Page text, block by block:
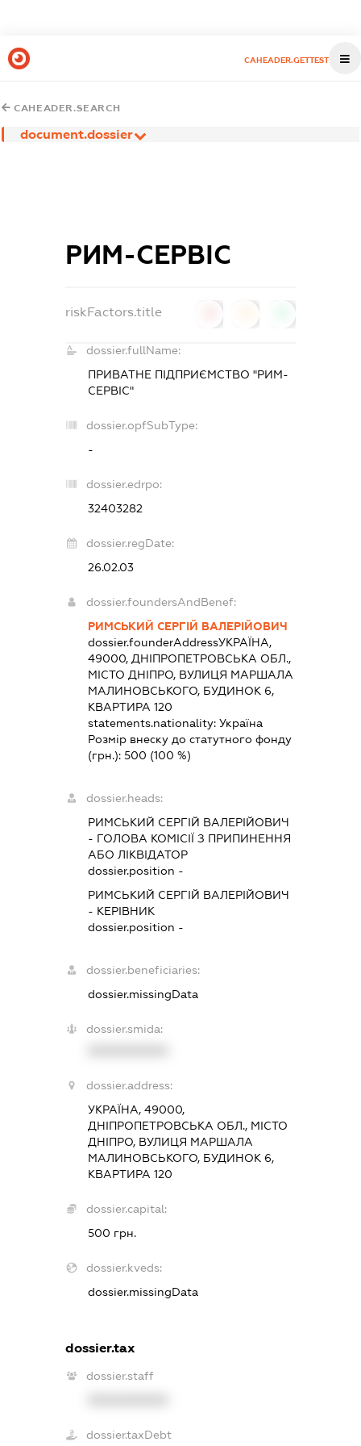
CAHEADER.GETTEST
CAHEADER.SEARCH
document.dossier
РИМ-СЕРВІС
riskFactors.title
dossier.fullName:
ПРИВАТНЕ ПІДПРИЄМСТВО "РИМ-
СЕРВІС"
dossier.opfSubType:
-
dossier.edrpo:
32403282
dossier.regDate:
26.02.03
dossier.foundersAndBenef:
РИМСЬКИЙ СЕРГІЙ ВАЛЕРІЙОВИЧ
dossier.founderAddressУКРАЇНА,
49000, ДНІПРОПЕТРОВСЬКА ОБЛ.,
МІСТО ДНІПРО, ВУЛИЦЯ МАРШАЛА
МАЛИНОВСЬКОГО, БУДИНОК 6,
КВАРТИРА 120
statements.nationality: Україна
Розмір внеску до статутного фонду
(грн.): 500 (100 %)
dossier.heads:
РИМСЬКИЙ СЕРГІЙ ВАЛЕРІЙОВИЧ
- ГОЛОВА КОМІСІЇ З ПРИПИНЕННЯ
АБО ЛІКВІДАТОР
dossier.position -
РИМСЬКИЙ СЕРГІЙ ВАЛЕРІЙОВИЧ
- КЕРІВНИК
dossier.position -
dossier.beneficiaries:
dossier.missingData
dossier.smida:
dossier.address:
УКРАЇНА, 49000,
ДНІПРОПЕТРОВСЬКА ОБЛ., МІСТО
ДНІПРО, ВУЛИЦЯ МАРШАЛА
МАЛИНОВСЬКОГО, БУДИНОК 6,
КВАРТИРА 120
dossier.capital:
500 грн.
dossier.kveds:
dossier.missingData
dossier.tax
dossier.staff
dossier.taxDebt